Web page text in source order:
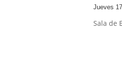
Jueves
Sala de